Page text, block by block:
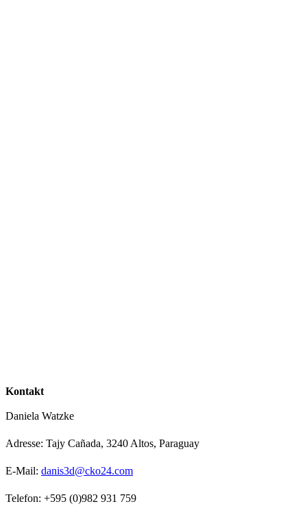
Kontakt
Daniela Watzke
Adresse: Tajy Cañada, 3240 Altos, Paraguay
E-Mail: danis3d@cko24.com
Telefon: +595 (0)982 931 759